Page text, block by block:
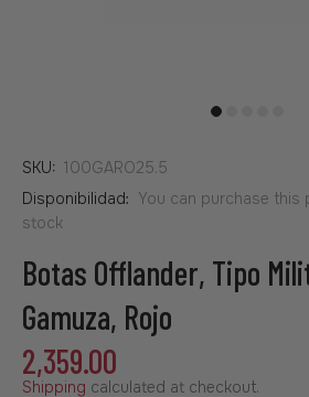
SKU: 100GARO25.5
Disponibilidad: You can purchase
stock
Botas Offlander, Tipo
Gamuza, Rojo
2,359.00
Shipping calculated at checkout.